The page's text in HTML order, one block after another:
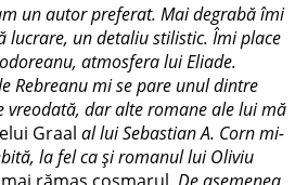
un autor preferat. Mai degrabă îmi
lucrare, un detaliu stilistic. Îmi place
atmosfera lui Eliade.
Rebreanu mi se pare unul dintre
vreodată, dar alte romane ale lui mă
Graal al lui Sebastian A. Corn mi-
la fel ca şi romanul lui Oliviu